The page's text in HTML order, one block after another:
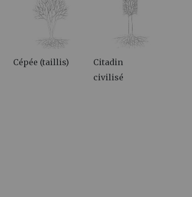
Cépée (taillis)
Citadin
civilisé